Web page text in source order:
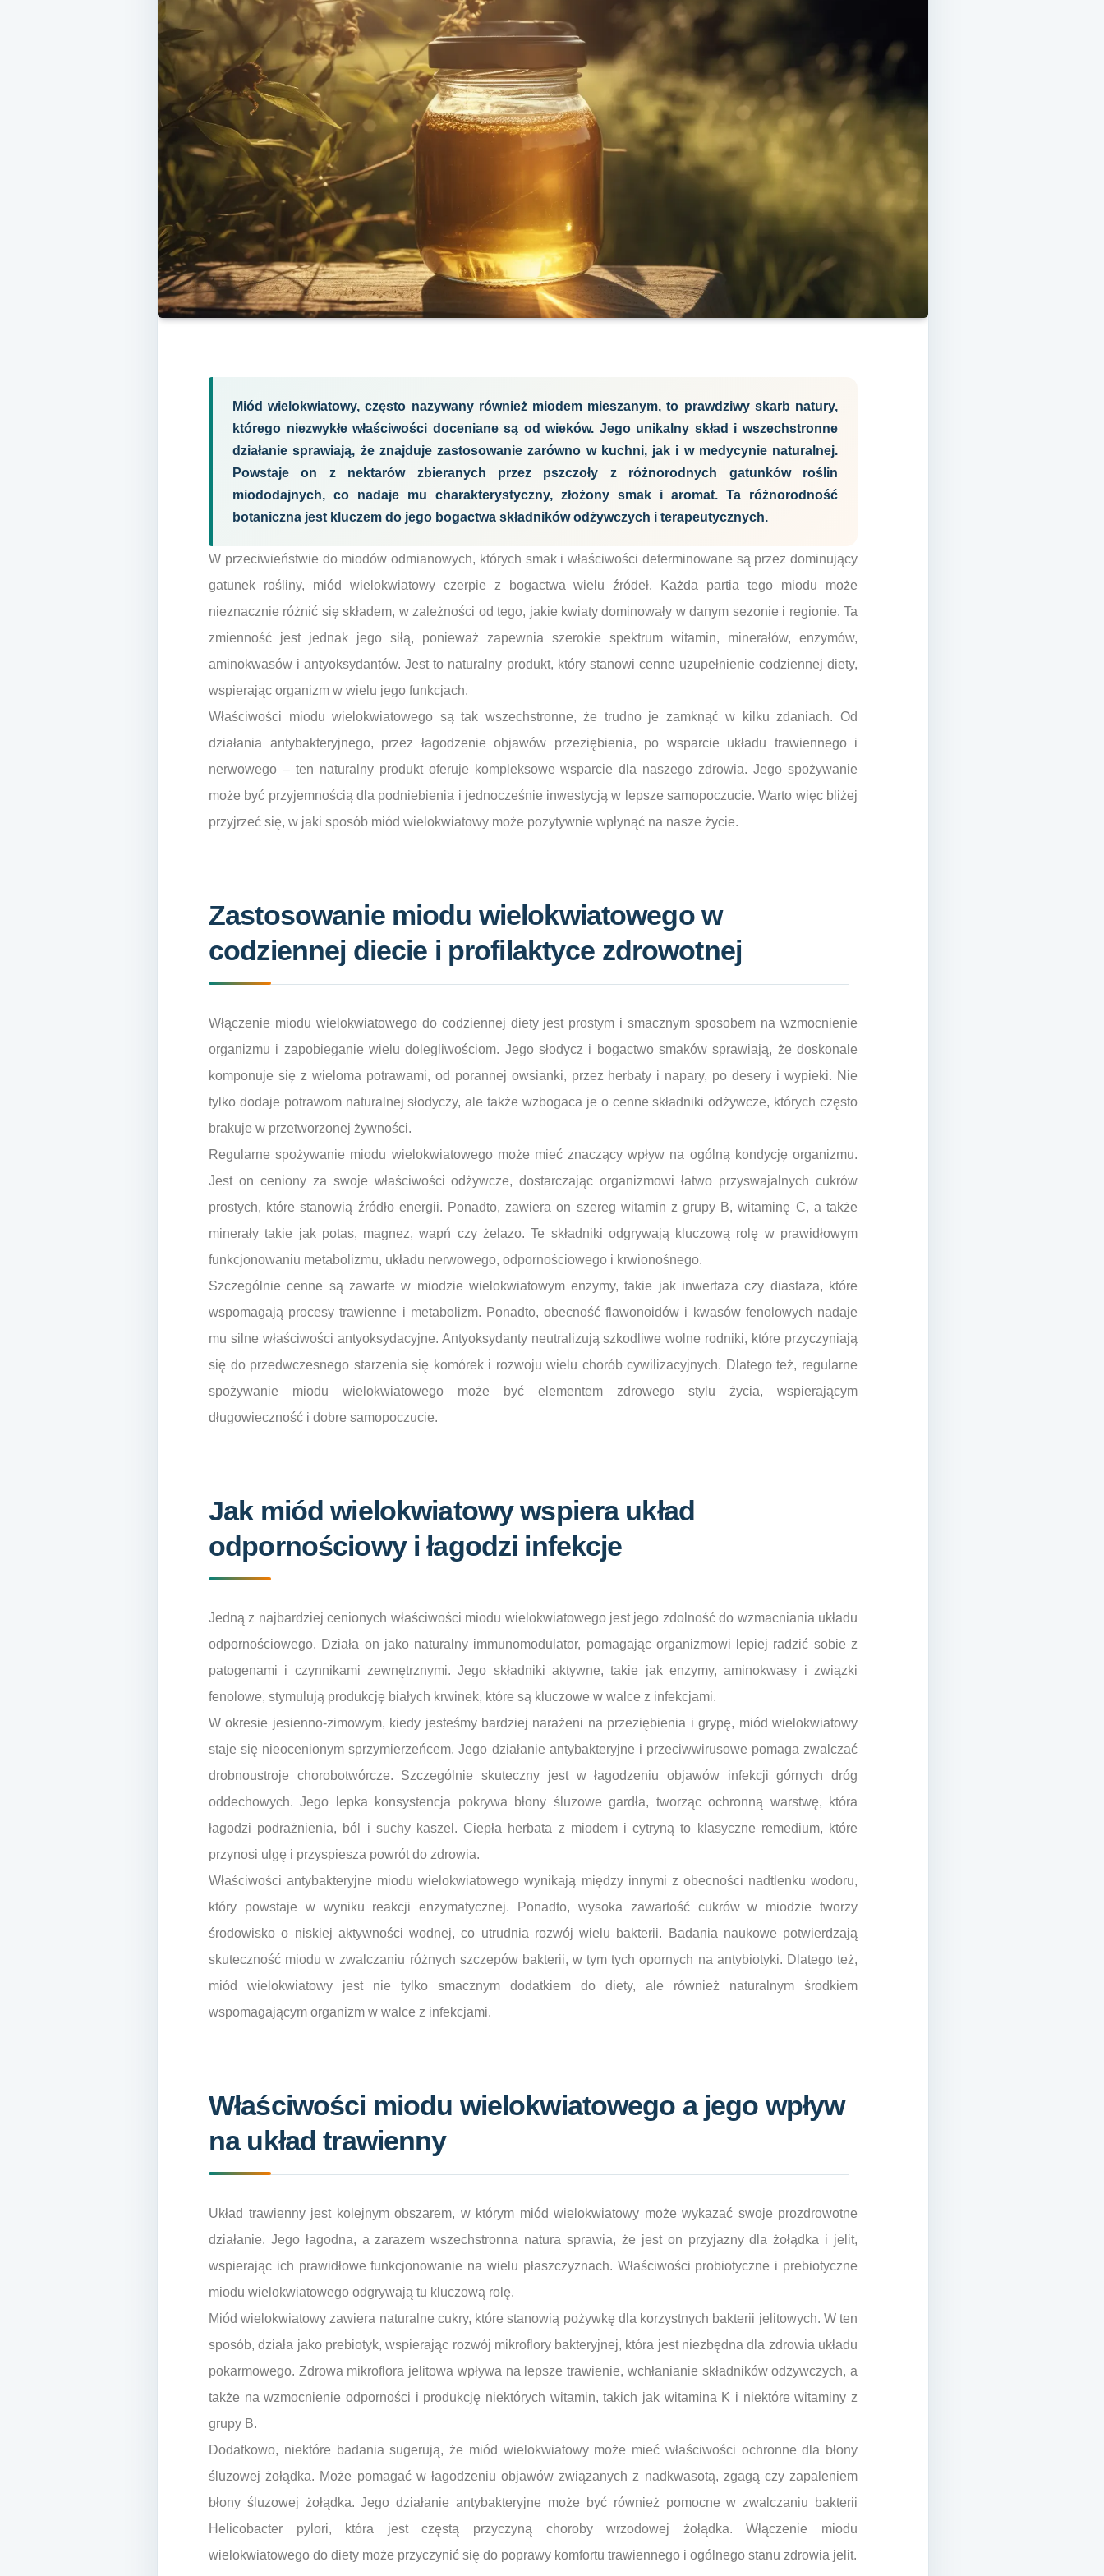
Miód wielokwiatowy, często nazywany również miodem mieszanym, to prawdziwy skarb natury,
którego niezwykłe właściwości doceniane są od wieków. Jego unikalny skład i wszechstronne
działanie sprawiają, że znajduje zastosowanie zarówno w kuchni, jak i w medycynie naturalnej.
Powstaje on z nektarów zbieranych przez pszczoły z różnorodnych gatunków roślin
miododajnych, co nadaje mu charakterystyczny, złożony smak i aromat. Ta różnorodność
botaniczna jest kluczem do jego bogactwa składników odżywczych i terapeutycznych.
W przeciwieństwie do miodów odmianowych, których smak i właściwości determinowane są przez dominujący
gatunek rośliny, miód wielokwiatowy czerpie z bogactwa wielu źródeł. Każda partia tego miodu może
nieznacznie różnić się składem, w zależności od tego, jakie kwiaty dominowały w danym sezonie i regionie. Ta
zmienność jest jednak jego siłą, ponieważ zapewnia szerokie spektrum witamin, minerałów, enzymów,
aminokwasów i antyoksydantów. Jest to naturalny produkt, który stanowi cenne uzupełnienie codziennej diety,
wspierając organizm w wielu jego funkcjach.
Właściwości miodu wielokwiatowego są tak wszechstronne, że trudno je zamknąć w kilku zdaniach. Od
działania antybakteryjnego, przez łagodzenie objawów przeziębienia, po wsparcie układu trawiennego i
nerwowego – ten naturalny produkt oferuje kompleksowe wsparcie dla naszego zdrowia. Jego spożywanie
może być przyjemnością dla podniebienia i jednocześnie inwestycją w lepsze samopoczucie. Warto więc bliżej
przyjrzeć się, w jaki sposób miód wielokwiatowy może pozytywnie wpłynąć na nasze życie.
Zastosowanie miodu wielokwiatowego w
codziennej diecie i profilaktyce zdrowotnej
Włączenie miodu wielokwiatowego do codziennej diety jest prostym i smacznym sposobem na wzmocnienie
organizmu i zapobieganie wielu dolegliwościom. Jego słodycz i bogactwo smaków sprawiają, że doskonale
komponuje się z wieloma potrawami, od porannej owsianki, przez herbaty i napary, po desery i wypieki. Nie
tylko dodaje potrawom naturalnej słodyczy, ale także wzbogaca je o cenne składniki odżywcze, których często
brakuje w przetworzonej żywności.
Regularne spożywanie miodu wielokwiatowego może mieć znaczący wpływ na ogólną kondycję organizmu.
Jest on ceniony za swoje właściwości odżywcze, dostarczając organizmowi łatwo przyswajalnych cukrów
prostych, które stanowią źródło energii. Ponadto, zawiera on szereg witamin z grupy B, witaminę C, a także
minerały takie jak potas, magnez, wapń czy żelazo. Te składniki odgrywają kluczową rolę w prawidłowym
funkcjonowaniu metabolizmu, układu nerwowego, odpornościowego i krwionośnego.
Szczególnie cenne są zawarte w miodzie wielokwiatowym enzymy, takie jak inwertaza czy diastaza, które
wspomagają procesy trawienne i metabolizm. Ponadto, obecność flawonoidów i kwasów fenolowych nadaje
mu silne właściwości antyoksydacyjne. Antyoksydanty neutralizują szkodliwe wolne rodniki, które przyczyniają
się do przedwczesnego starzenia się komórek i rozwoju wielu chorób cywilizacyjnych. Dlatego też, regularne
spożywanie miodu wielokwiatowego może być elementem zdrowego stylu życia, wspierającym
długowieczność i dobre samopoczucie.
Jak miód wielokwiatowy wspiera układ
odpornościowy i łagodzi infekcje
Jedną z najbardziej cenionych właściwości miodu wielokwiatowego jest jego zdolność do wzmacniania układu
odpornościowego. Działa on jako naturalny immunomodulator, pomagając organizmowi lepiej radzić sobie z
patogenami i czynnikami zewnętrznymi. Jego składniki aktywne, takie jak enzymy, aminokwasy i związki
fenolowe, stymulują produkcję białych krwinek, które są kluczowe w walce z infekcjami.
W okresie jesienno-zimowym, kiedy jesteśmy bardziej narażeni na przeziębienia i grypę, miód wielokwiatowy
staje się nieocenionym sprzymierzeńcem. Jego działanie antybakteryjne i przeciwwirusowe pomaga zwalczać
drobnoustroje chorobotwórcze. Szczególnie skuteczny jest w łagodzeniu objawów infekcji górnych dróg
oddechowych. Jego lepka konsystencja pokrywa błony śluzowe gardła, tworząc ochronną warstwę, która
łagodzi podrażnienia, ból i suchy kaszel. Ciepła herbata z miodem i cytryną to klasyczne remedium, które
przynosi ulgę i przyspiesza powrót do zdrowia.
Właściwości antybakteryjne miodu wielokwiatowego wynikają między innymi z obecności nadtlenku wodoru,
który powstaje w wyniku reakcji enzymatycznej. Ponadto, wysoka zawartość cukrów w miodzie tworzy
środowisko o niskiej aktywności wodnej, co utrudnia rozwój wielu bakterii. Badania naukowe potwierdzają
skuteczność miodu w zwalczaniu różnych szczepów bakterii, w tym tych opornych na antybiotyki. Dlatego też,
miód wielokwiatowy jest nie tylko smacznym dodatkiem do diety, ale również naturalnym środkiem
wspomagającym organizm w walce z infekcjami.
Właściwości miodu wielokwiatowego a jego wpływ
na układ trawienny
Układ trawienny jest kolejnym obszarem, w którym miód wielokwiatowy może wykazać swoje prozdrowotne
działanie. Jego łagodna, a zarazem wszechstronna natura sprawia, że jest on przyjazny dla żołądka i jelit,
wspierając ich prawidłowe funkcjonowanie na wielu płaszczyznach. Właściwości probiotyczne i prebiotyczne
miodu wielokwiatowego odgrywają tu kluczową rolę.
Miód wielokwiatowy zawiera naturalne cukry, które stanowią pożywkę dla korzystnych bakterii jelitowych. W ten
sposób, działa jako prebiotyk, wspierając rozwój mikroflory bakteryjnej, która jest niezbędna dla zdrowia układu
pokarmowego. Zdrowa mikroflora jelitowa wpływa na lepsze trawienie, wchłanianie składników odżywczych, a
także na wzmocnienie odporności i produkcję niektórych witamin, takich jak witamina K i niektóre witaminy z
grupy B.
Dodatkowo, niektóre badania sugerują, że miód wielokwiatowy może mieć właściwości ochronne dla błony
śluzowej żołądka. Może pomagać w łagodzeniu objawów związanych z nadkwasotą, zgagą czy zapaleniem
błony śluzowej żołądka. Jego działanie antybakteryjne może być również pomocne w zwalczaniu bakterii
Helicobacter pylori, która jest częstą przyczyną choroby wrzodowej żołądka. Włączenie miodu
wielokwiatowego do diety może przyczynić się do poprawy komfortu trawiennego i ogólnego stanu zdrowia jelit.